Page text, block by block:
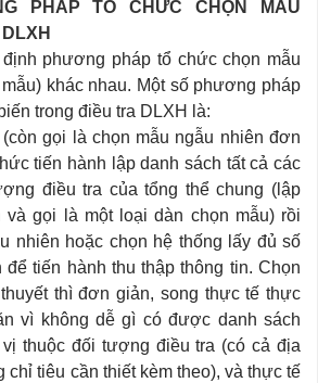
PHÁP TỔ CHỨC CHỌN MẪU
phương pháp tổ chức chọn mẫu
khác nhau. Một số phương pháp
trong điều tra DLXH là:
gọi là chọn mẫu ngẫu nhiên đơn
tiến hành lập danh sách tất cả các
điều tra của tổng thể chung (lập
và gọi là một loại dàn chọn mẫu) rồi
nhiên hoặc chọn hệ thống lấy đủ số
tiến hành thu thập thông tin. Chọn
thì đơn giản, song thực tế thực
vì không dễ gì có được danh sách
thuộc đối tượng điều tra (có cả địa
chỉ tiêu cần thiết kèm theo), và thực tế